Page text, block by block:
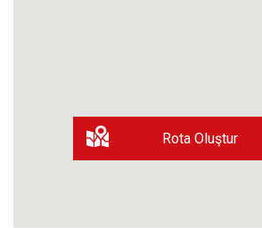
Rota Oluştur